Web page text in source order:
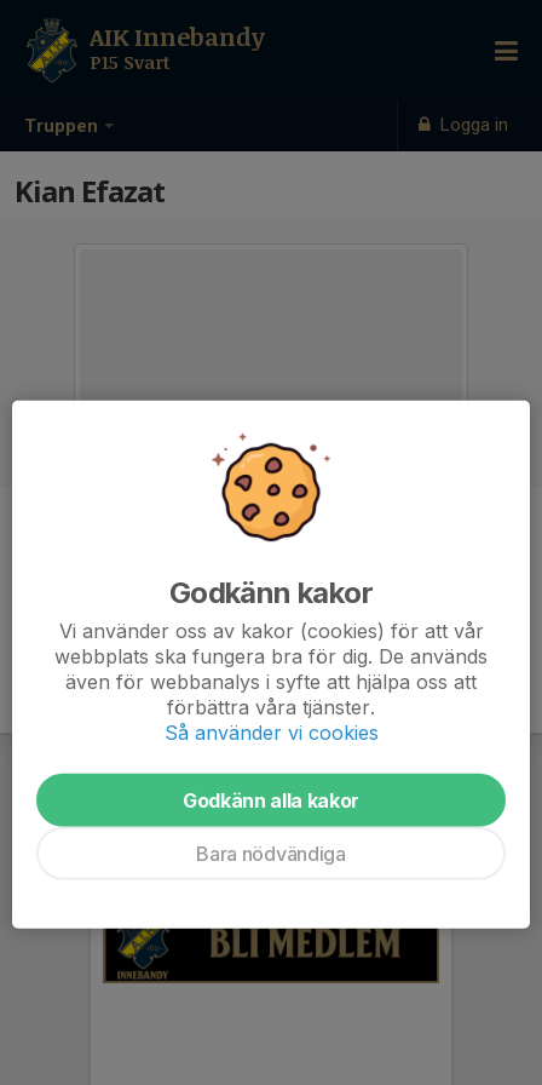
Truppen Logga in
AIK Innebandy
P15 Svart
Kian Efazat
Godkänn kakor
Vi använder oss av kakor (cookies) för att vår
webbplats ska fungera bra för dig. De används
även för webbanalys i syfte att hjälpa oss att
förbättra våra tjänster.
Så använder vi cookies
Godkänn alla kakor
Bara nödvändiga